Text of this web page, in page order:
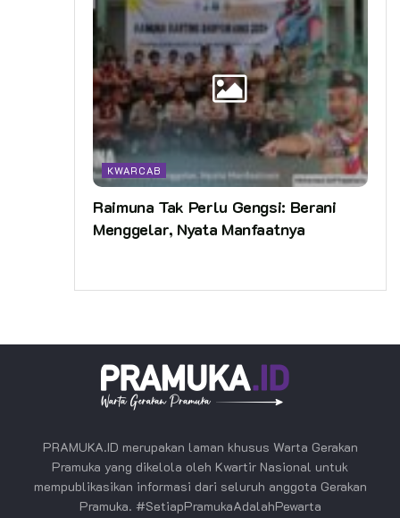
KWARCAB
Raimuna Tak Perlu Gengsi: Berani
Menggelar, Nyata Manfaatnya
PRAMUKA.ID merupakan laman khusus Warta Gerakan
Pramuka yang dikelola oleh Kwartir Nasional untuk
mempublikasikan informasi dari seluruh anggota Gerakan
Pramuka. #SetiapPramukaAdalahPewarta